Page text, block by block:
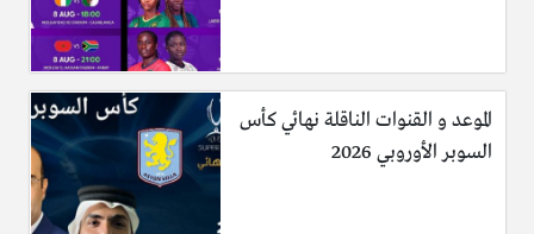
الموعد و القنوات الناقلة نهائي كأس
السوبر الأوروبي 2026